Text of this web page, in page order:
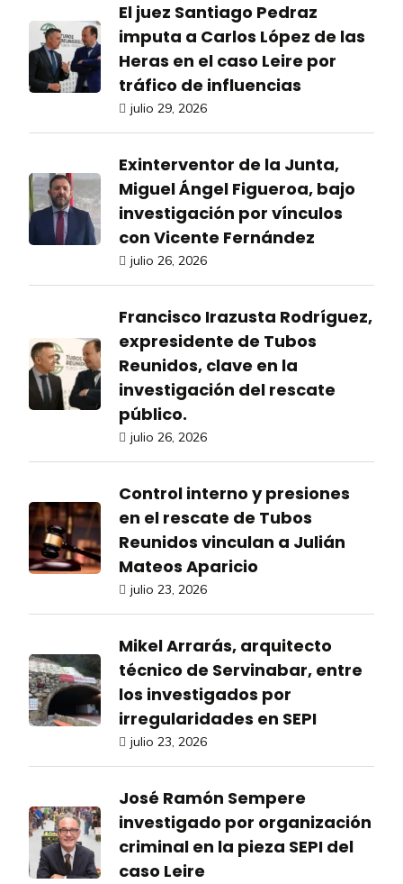
El juez Santiago Pedraz
imputa a Carlos López de las
Heras en el caso Leire por
tráfico de influencias
julio 29, 2026
Exinterventor de la Junta,
Miguel Ángel Figueroa, bajo
investigación por vínculos
con Vicente Fernández
julio 26, 2026
Francisco Irazusta Rodríguez,
expresidente de Tubos
Reunidos, clave en la
investigación del rescate
público.
julio 26, 2026
Control interno y presiones
en el rescate de Tubos
Reunidos vinculan a Julián
Mateos Aparicio
julio 23, 2026
Mikel Arrarás, arquitecto
técnico de Servinabar, entre
los investigados por
irregularidades en SEPI
julio 23, 2026
José Ramón Sempere
investigado por organización
criminal en la pieza SEPI del
caso Leire